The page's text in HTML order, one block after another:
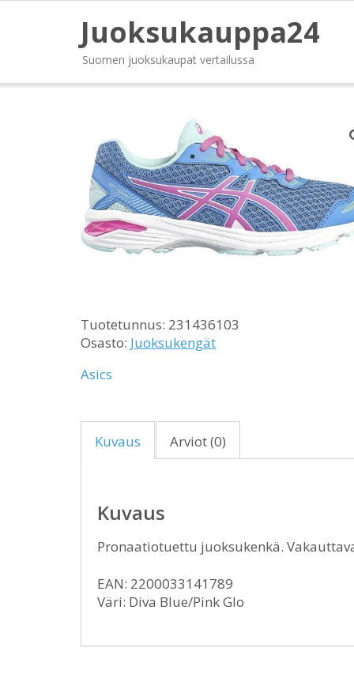
Juoksukauppa24
Suomen juoksukaupat vertailussa
Tuotetunnus: 231436103
Osasto: Juoksukengät
Asics
Kuvaus Arviot (0)
Kuvaus
Pronaatiotuettu juoksukenkä.
EAN: 2200033141789
Väri: Diva Blue/Pink Glo